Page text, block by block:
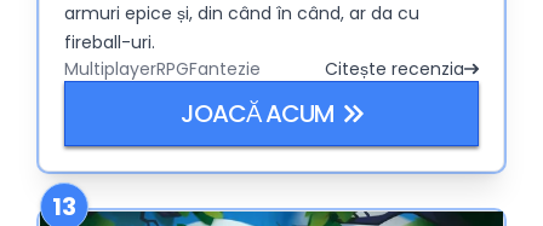
armuri epice și, din când în când, ar da cu
fireball-uri.
MultiplayerRPGFantezie Citește recenzia
JOACĂ ACUM
13